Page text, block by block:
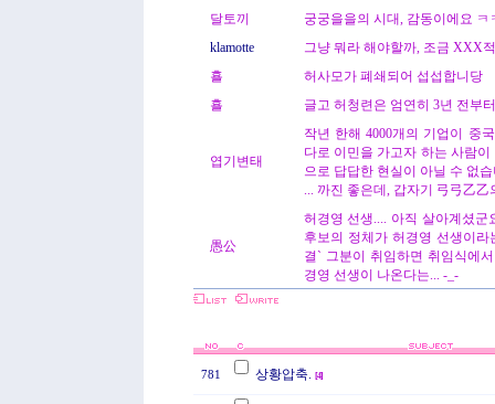
달토끼
궁궁을을의 시대, 감동이에요 ㅋ
klamotte
그냥 뭐라 해야할까, 조금 XXX
횰
허사모가 폐쇄되어 섭섭합니당
횰
글고 허청련은 엄연히 3년 전부
엽기변태
작년 한해 4000개의 기업이 중
다로 이민을 가고자 하는 사람
으로 답답한 현실이 아닐 수 없
... 까진 좋은데, 갑자기 弓弓乙乙
愚公
허경영 선생.... 아직 살아계셨
후보의 정체가 허경영 선생이
결` 그분이 취임하면 취임식에
경영 선생이 나온다는... -_-
781 상황압축. [4]